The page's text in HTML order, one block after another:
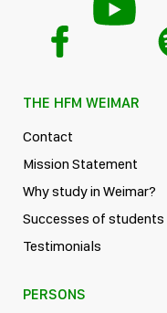
THE HFM WEIMAR
Contact
Mission Statement
Why study in Weimar?
Successes of students
Testimonials
PERSONS